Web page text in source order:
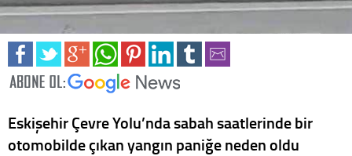
Eskişehir Çevre Yolu’nda sabah saatlerinde bir
otomobilde çıkan yangın paniğe neden oldu